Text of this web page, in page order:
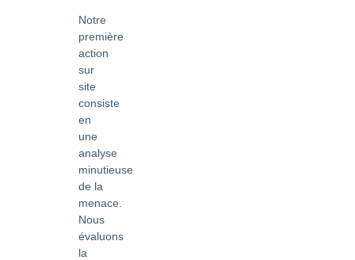
Notre
première
action
sur
site
consiste
en
une
analyse
minutieuse
de la
menace.
Nous
évaluons
la